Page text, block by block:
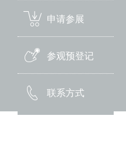
申请参展
参观预登记
联系方式